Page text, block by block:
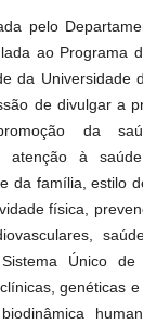
pelo
ao Programa
da Universidade
de divulgar a
da
atenção à
da família, estilo
física,
Único
genéticas